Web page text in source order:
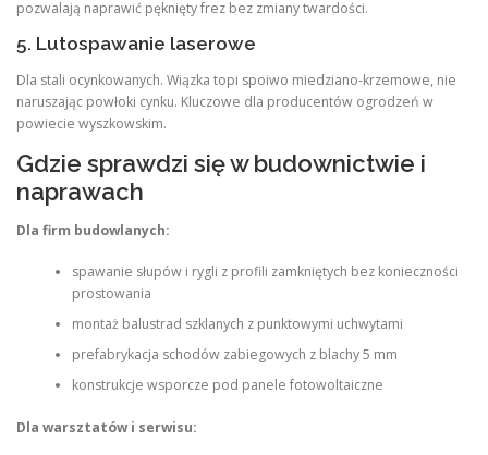
pozwalają naprawić pęknięty frez bez zmiany twardości.
5. Lutospawanie laserowe
Dla stali ocynkowanych. Wiązka topi spoiwo miedziano-krzemowe, nie
naruszając powłoki cynku. Kluczowe dla producentów ogrodzeń w
powiecie wyszkowskim.
Gdzie sprawdzi się w budownictwie i
naprawach
Dla firm budowlanych:
spawanie słupów i rygli z profili zamkniętych bez konieczności
prostowania
montaż balustrad szklanych z punktowymi uchwytami
prefabrykacja schodów zabiegowych z blachy 5 mm
konstrukcje wsporcze pod panele fotowoltaiczne
Dla warsztatów i serwisu: